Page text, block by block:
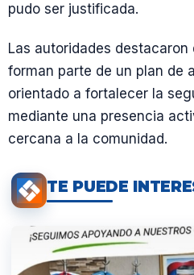
pudo ser justificada.
Las autoridades
forman parte de un plan de
orientado a fortalecer la
mediante una presencia
cercana a la comunidad.
TE PUEDE